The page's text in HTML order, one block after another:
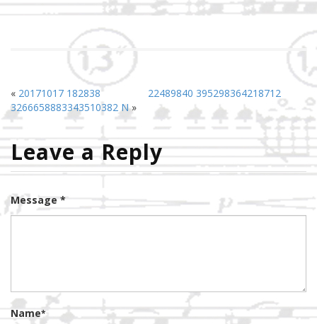
« 20171017 182838
22489840 395298364218712
3266658883343510382 N»
Leave a Reply
Message *
Name*